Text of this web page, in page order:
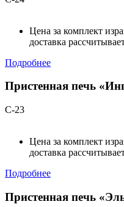
Цена за комплект
доставка
Подробнее
Пристенная печь
С-23
Цена за комплект
доставка
Подробнее
Пристенная печь